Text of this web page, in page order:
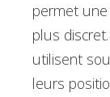
permet
plus
utilisent
leurs